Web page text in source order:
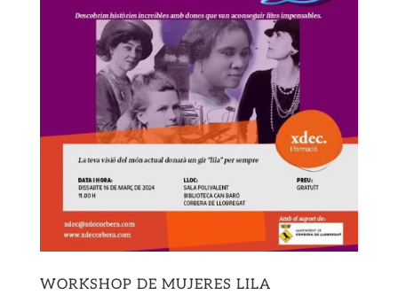
WORKSHOP DE MUJERES LILA